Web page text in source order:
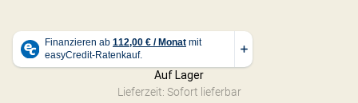
Auf Lager
Lieferzeit: Sofort lieferbar